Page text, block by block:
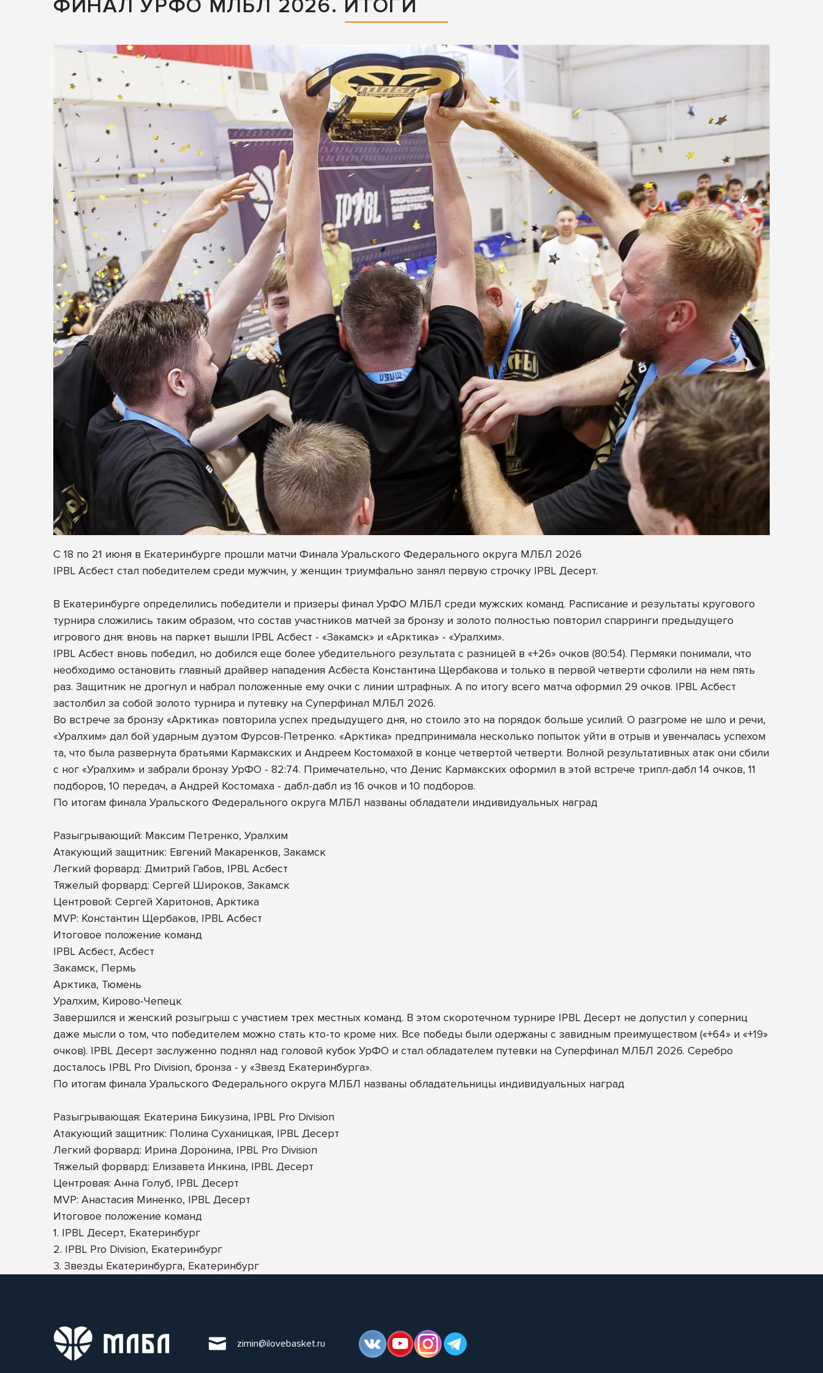
ФИНАЛ УРФО МЛБЛ 2026. ИТОГИ
С 18 по 21 июня в Екатеринбурге прошли матчи Финала Уральского Федерального округа МЛБЛ 2026
IPBL Асбест стал победителем среди мужчин, у женщин триумфально занял первую строчку IPBL Десерт.
В Екатеринбурге определились победители и призеры финал УрФО МЛБЛ среди мужских команд. Расписание и результаты кругового
турнира сложились таким образом, что состав участников матчей за бронзу и золото полностью повторил спарринги предыдущего
игрового дня: вновь на паркет вышли IPBL Асбест - «Закамск» и «Арктика» - «Уралхим».
IPBL Асбест вновь победил, но добился еще более убедительного результата с разницей в «+26» очков (80:54). Пермяки понимали, что
необходимо остановить главный драйвер нападения Асбеста Константина Щербакова и только в первой четверти сфолили на нем пять
раз. Защитник не дрогнул и набрал положенные ему очки с линии штрафных. А по итогу всего матча оформил 29 очков. IPBL Асбест
застолбил за собой золото турнира и путевку на Суперфинал МЛБЛ 2026.
Во встрече за бронзу «Арктика» повторила успех предыдущего дня, но стоило это на порядок больше усилий. О разгроме не шло и речи,
«Уралхим» дал бой ударным дуэтом Фурсов-Петренко. «Арктика» предпринимала несколько попыток уйти в отрыв и увенчалась успехом
та, что была развернута братьями Кармакских и Андреем Костомахой в конце четвертой четверти. Волной результативных атак они сбили
с ног «Уралхим» и забрали бронзу УрФО - 82:74. Примечательно, что Денис Кармакских оформил в этой встрече трипл-дабл 14 очков, 11
подборов, 10 передач, а Андрей Костомаха - дабл-дабл из 16 очков и 10 подборов.
По итогам финала Уральского Федерального округа МЛБЛ названы обладатели индивидуальных наград
Разыгрывающий: Максим Петренко, Уралхим
Атакующий защитник: Евгений Макаренков, Закамск
Легкий форвард: Дмитрий Габов, IPBL Асбест
Тяжелый форвард: Сергей Широков, Закамск
Центровой: Сергей Харитонов, Арктика
MVP: Константин Щербаков, IPBL Асбест
Итоговое положение команд
IPBL Асбест, Асбест
Закамск, Пермь
Арктика, Тюмень
Уралхим, Кирово-Чепецк
Завершился и женский розыгрыш с участием трех местных команд. В этом скоротечном турнире IPBL Десерт не допустил у соперниц
даже мысли о том, что победителем можно стать кто-то кроме них. Все победы были одержаны с завидным преимуществом («+64» и «+19»
очков). IPBL Десерт заслуженно поднял над головой кубок УрФО и стал обладателем путевки на Суперфинал МЛБЛ 2026. Серебро
досталось IPBL Pro Division, бронза - у «Звезд Екатеринбурга».
По итогам финала Уральского Федерального округа МЛБЛ названы обладательницы индивидуальных наград
Разыгрывающая: Екатерина Бикузина, IPBL Pro Division
Атакующий защитник: Полина Суханицкая, IPBL Десерт
Легкий форвард: Ирина Доронина, IPBL Pro Division
Тяжелый форвард: Елизавета Инкина, IPBL Десерт
Центровая: Анна Голуб, IPBL Десерт
MVP: Анастасия Миненко, IPBL Десерт
Итоговое положение команд
1. IPBL Десерт, Екатеринбург
2. IPBL Pro Division, Екатеринбург
3. Звезды Екатеринбурга, Екатеринбург
zimin@ilovebasket.ru